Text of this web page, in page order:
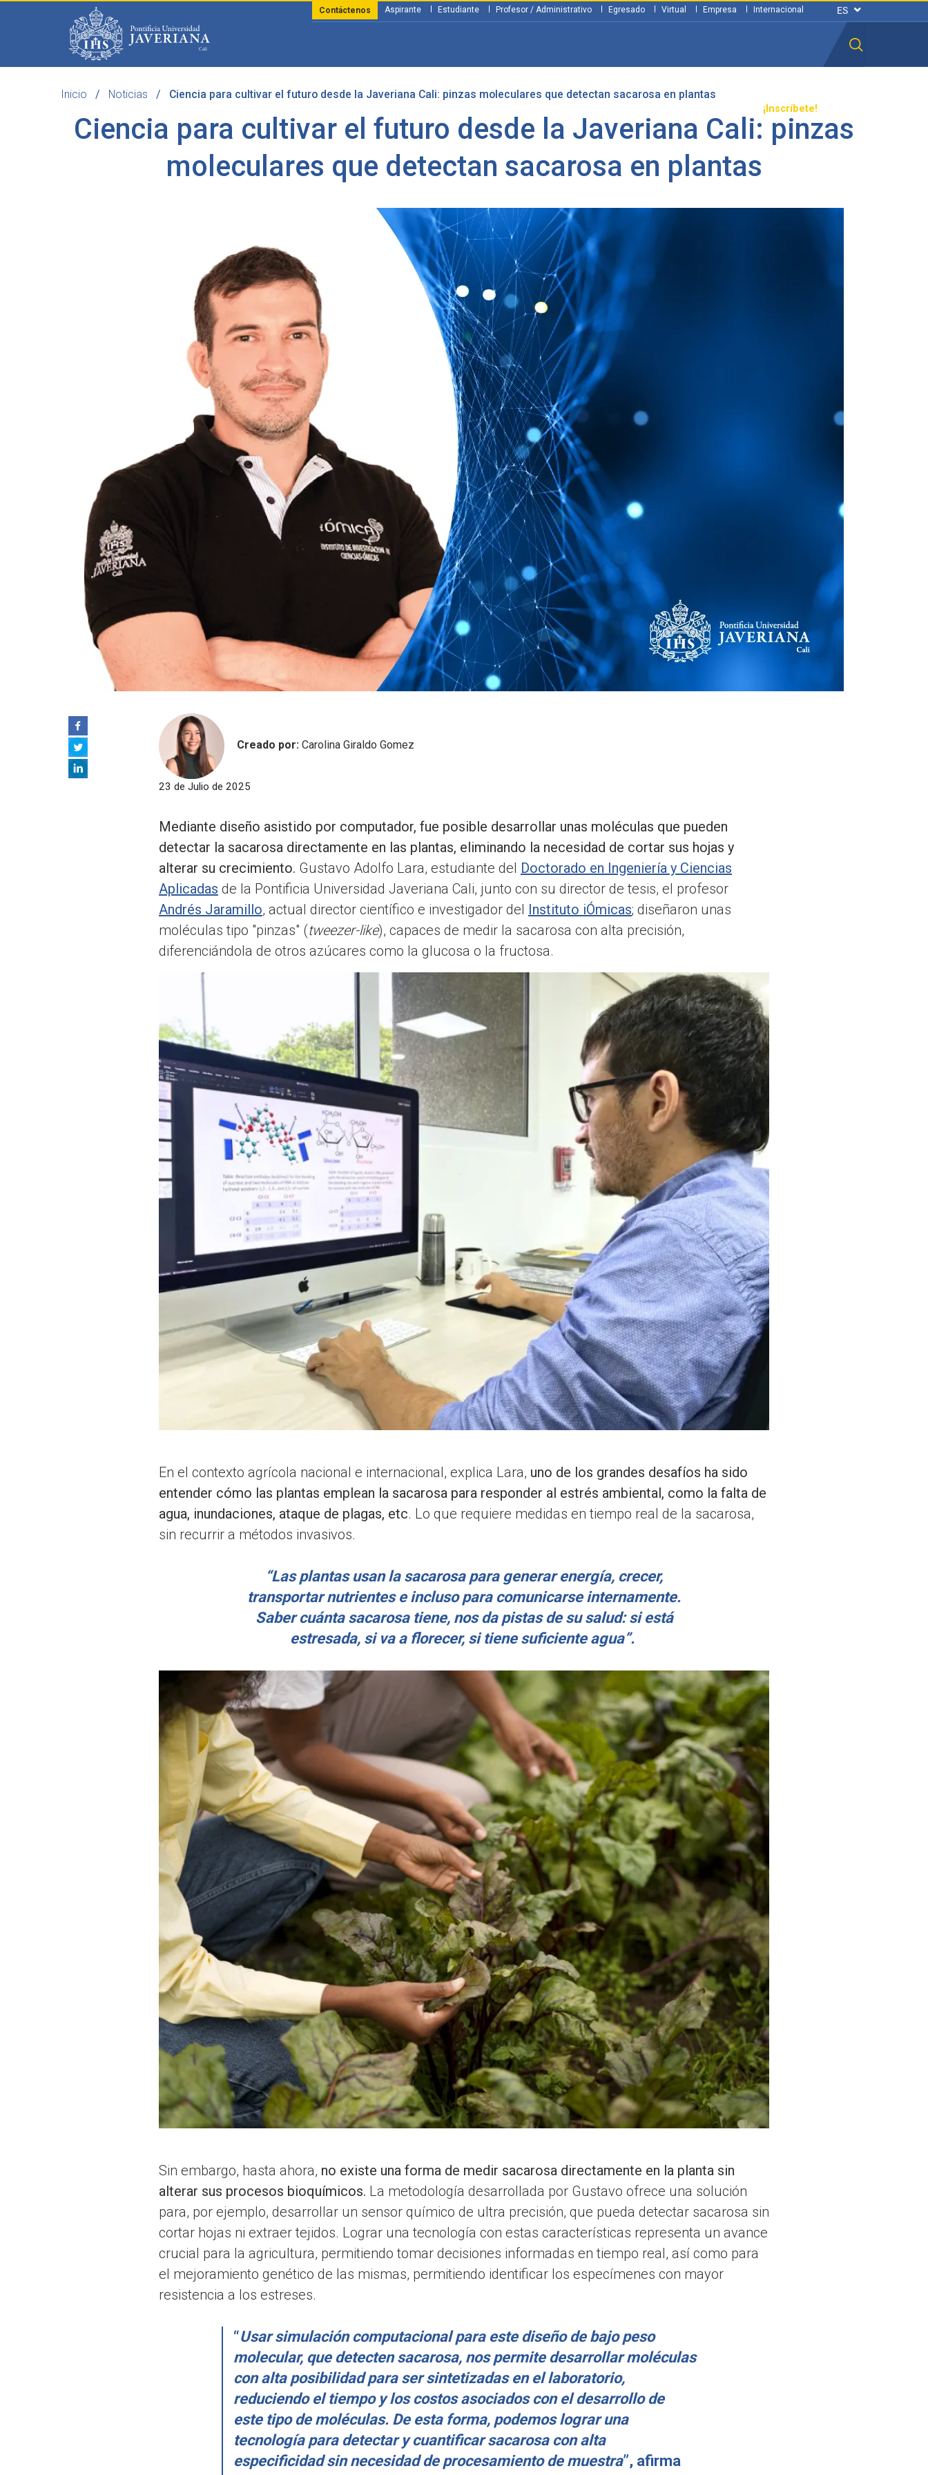
¡Inscríbete!
Aspirante Estudiante Profesor / Administrativo Egresado Virtual Empresa Internacional
Contáctenos
Inicio Noticias Ciencia para cultivar el futuro desde la Javeriana Cali: pinzas moleculares que detectan sacarosa en plantas
Ciencia para cultivar el futuro desde la Javeriana Cali: pinzas
moleculares que detectan sacarosa en plantas
Creado por: Carolina Giraldo Gomez
23 de Julio de 2025
Mediante diseño asistido por computador, fue posible desarrollar unas moléculas que pueden
detectar la sacarosa directamente en las plantas, eliminando la necesidad de cortar sus hojas y
alterar su crecimiento. Gustavo Adolfo Lara, estudiante del Doctorado en Ingeniería y Ciencias
Aplicadas de la Pontificia Universidad Javeriana Cali, junto con su director de tesis, el profesor
Andrés Jaramillo, actual director científico e investigador del Instituto iÓmicas; diseñaron unas
moléculas tipo "pinzas" (tweezer-like), capaces de medir la sacarosa con alta precisión,
diferenciándola de otros azúcares como la glucosa o la fructosa.
En el contexto agrícola nacional e internacional, explica Lara, uno de los grandes desafíos ha sido
entender cómo las plantas emplean la sacarosa para responder al estrés ambiental, como la falta de
agua, inundaciones, ataque de plagas, etc. Lo que requiere medidas en tiempo real de la sacarosa,
sin recurrir a métodos invasivos.
“Las plantas usan la sacarosa para generar energía, crecer,
transportar nutrientes e incluso para comunicarse internamente.
Saber cuánta sacarosa tiene, nos da pistas de su salud: si está
estresada, si va a florecer, si tiene suficiente agua”.
Sin embargo, hasta ahora, no existe una forma de medir sacarosa directamente en la planta sin
alterar sus procesos bioquímicos. La metodología desarrollada por Gustavo ofrece una solución
para, por ejemplo, desarrollar un sensor químico de ultra precisión, que pueda detectar sacarosa sin
cortar hojas ni extraer tejidos. Lograr una tecnología con estas características representa un avance
crucial para la agricultura, permitiendo tomar decisiones informadas en tiempo real, así como para
el mejoramiento genético de las mismas, permitiendo identificar los especímenes con mayor
resistencia a los estreses.
“Usar simulación computacional para este diseño de bajo peso
molecular, que detecten sacarosa, nos permite desarrollar moléculas
con alta posibilidad para ser sintetizadas en el laboratorio,
reduciendo el tiempo y los costos asociados con el desarrollo de
este tipo de moléculas. De esta forma, podemos lograr una
tecnología para detectar y cuantificar sacarosa con alta
especificidad sin necesidad de procesamiento de muestra”, afirma